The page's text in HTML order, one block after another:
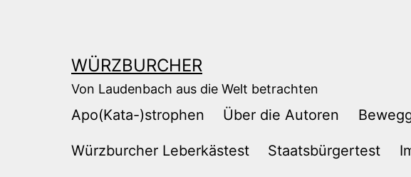
WÜRZBURCHER
Von Laudenbach aus die Welt betrachten
Apo(Kata-)strophen Über die Autoren
Würzburcher Leberkästest Staatsbürgertest